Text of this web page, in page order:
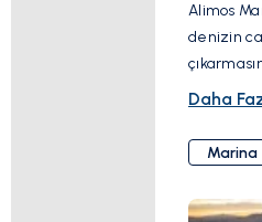
Alimos
denizin
nefes
Daha
Marina